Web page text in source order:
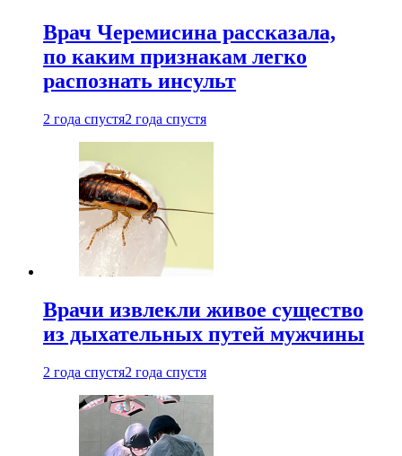
Врач Черемисина рассказала,
по каким признакам легко
распознать инсульт
2 года спустя2 года спустя
Врачи извлекли живое существо
из дыхательных путей мужчины
2 года спустя2 года спустя